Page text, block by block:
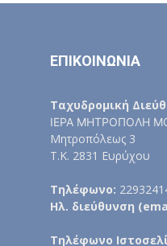
ΕΠΙΚΟΙΝΩΝΙΑ
Ταχυδρομική
ΙΕΡΑ ΜΗΤΡΟΠΟΛΗ
Μητροπόλεως 3
Τ.Κ. 2831 Ευρύχου
Τηλέφωνο:
Ηλ. διεύθυνση
Τηλέφωνο